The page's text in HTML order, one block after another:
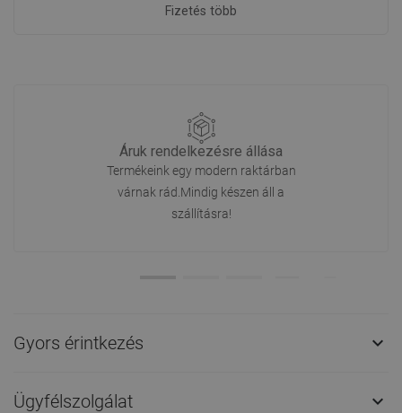
Fizetés több
Áruk rendelkezésre állása
Termékeink egy modern raktárban
várnak rád.Mindig készen áll a
szállításra!
Gyors érintkezés 
Ügyfélszolgálat 